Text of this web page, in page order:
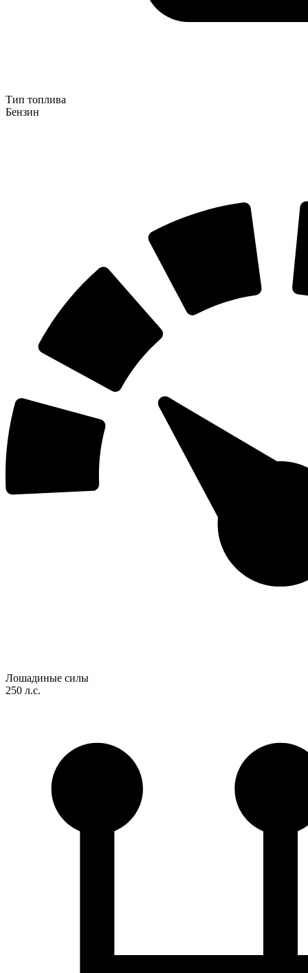
Тип топлива
Бензин
Лошадиные силы
250 л.с.